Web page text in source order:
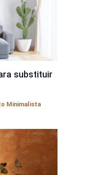
substituir
Minimalista